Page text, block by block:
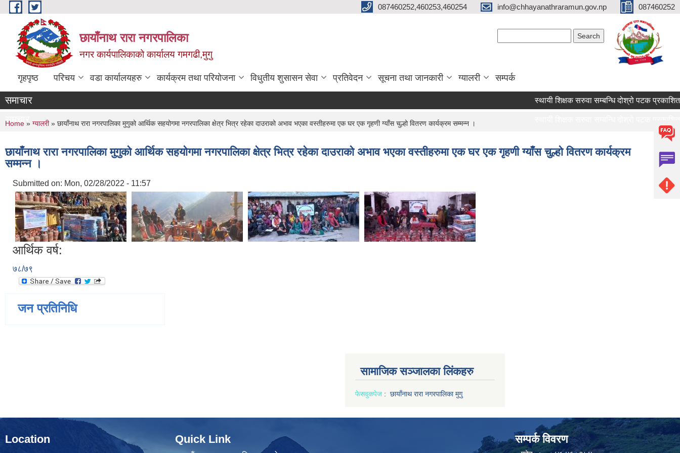
Skip to main content 087460252,460253,460254 info@chhayanathraramun.gov.np 087460252
छायाँनाथ रारा नगरपालिका
नगर कार्यपालिकाको कार्यालय गमगढी,मुगु
गृहपृष्ठ परिचय वडा कार्यालयहरु कार्यक्रम तथा परियोजना विधुतीय शुसासन सेवा प्रतिवेदन सूचना तथा जानकारी ग्यालरी सम्पर्क
समाचार स्थायी शिक्षक सरुवा सम्बन्धि दोश्रो पटक प्रकाशित
समचार
You are here
Home » ग्यालरी» छायाँनाथ रारा नगरपालिका मुगुको आर्थिक सहयोगमा नगरपालिका क्षेत्र भित्र रहेका दाउराको अभाव भएका वस्तीहरुमा एक घर एक गृहणी ग्याँस चुल्हो वितरण कार्यक्रम सम्मन्न ।
छायाँनाथ रारा नगरपालिका मुगुको आर्थिक सहयोगमा नगरपालिका क्षेत्र भित्र रहेका दाउराको अभाव भएका वस्तीहरुमा एक घर एक गृहणी ग्याँस चुल्हो वितरण कार्यक्रम
सम्मन्न ।
Submitted on: Mon, 02/28/2022 - 11:57
आर्थिक वर्ष:
७८/७९
जन प्रतिनिधि
सामाजिक सञ्जालका लिंकहरु
फेसवुकपेज : छायाँनाथ रारा नगरपालिका मुगु
Location Quick Link सम्पर्क विवरण